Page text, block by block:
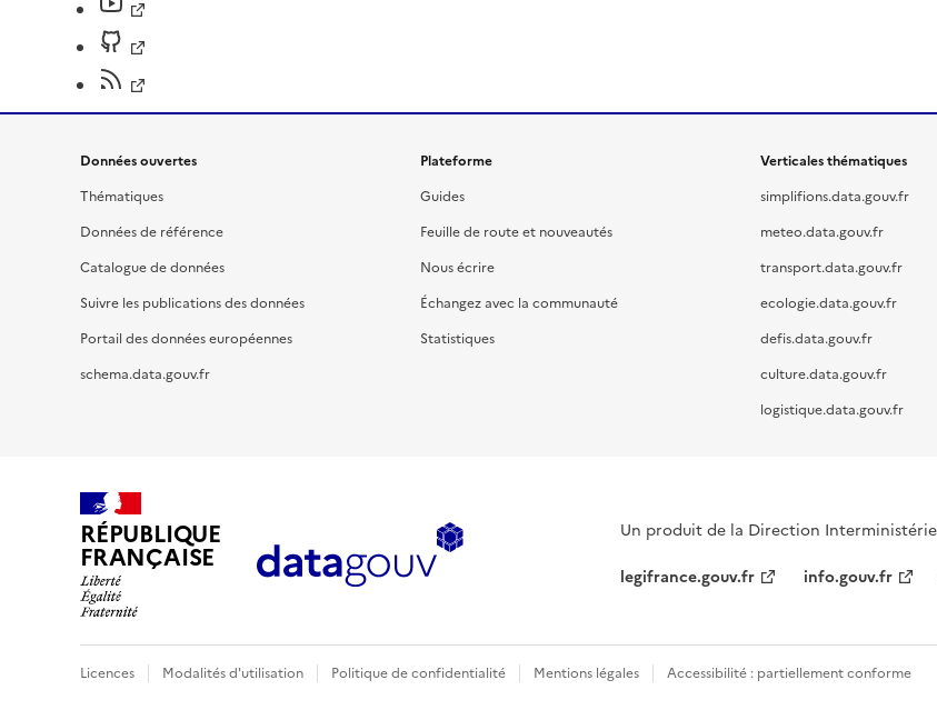
Données ouvertes
Thématiques
Données de référence
Catalogue de données
Suivre les publications des données
Portail des données européennes
schema.data.gouv.fr
Plateforme
Guides
Feuille de route et nouveautés
Nous écrire
Échangez avec la communauté
Statistiques
Verticales thématiques
simplifions.data.gouv.fr
meteo.data.gouv.fr
transport.data.gouv.fr
ecologie.data.gouv.fr
defis.data.gouv.fr
culture.data.gouv.fr
logistique.data.gouv.fr
RÉPUBLIQUE
FRANÇAISE
Un produit de la Direction
legifrance.gouv.fr
info.gouv.fr
Licences Modalités d'utilisation Politique de confidentialité Mentions légales Accessibilité : partiellement conforme